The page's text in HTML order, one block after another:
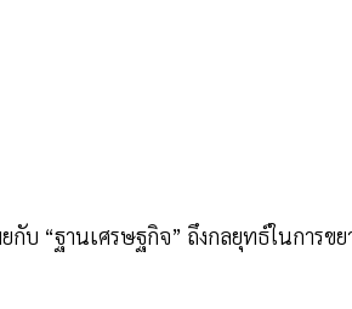
“ฐานเศรษฐกิจ” ถึงกลยุทธ์ในการขย